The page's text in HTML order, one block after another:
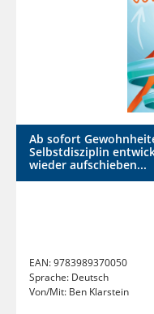
Ab sofort
Selbstdisziplin
wieder aufschieben...
EAN:9783989370050
Sprache: Deutsch
Von/Mit: Ben Klarstein